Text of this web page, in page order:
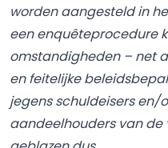
worden aangesteld in
een enquêteprocedure
omstandigheden – net
en feitelijke
jegens schuldeisers en/
aandeelhouders van de